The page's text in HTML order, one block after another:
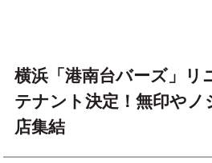
横浜「港南台バーズ」リ
テナント決定！無印やノ
店集結